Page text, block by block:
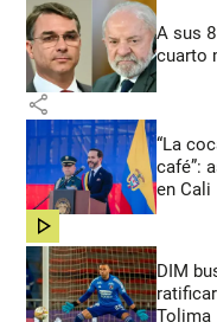
A sus
cuarto
share
“La
café”:
en Cali
share
DIM
Tolima